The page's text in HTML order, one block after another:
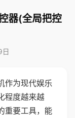
器(全局把控
作为现代娱乐
程度越来越
重要工具，能